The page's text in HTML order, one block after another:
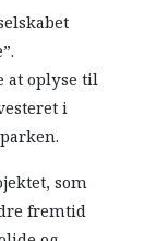
at oplyse til
i
som
fremtid